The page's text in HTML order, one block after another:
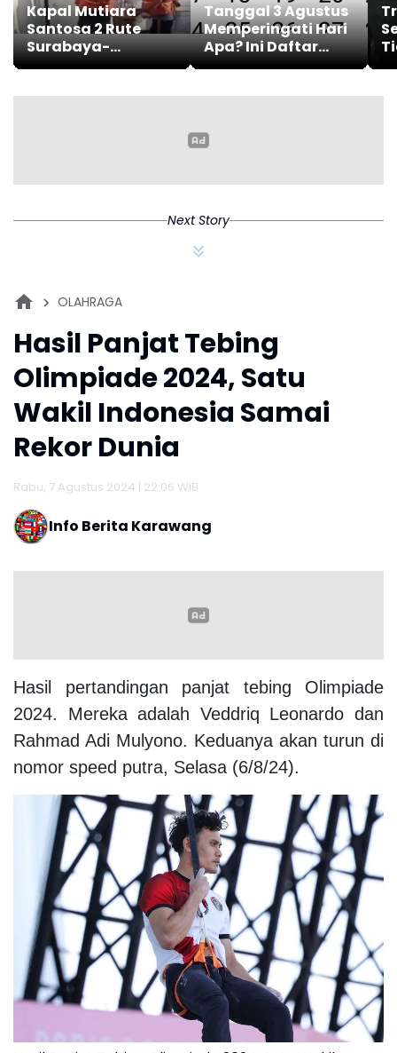
Kapal Mutiara
Santosa 2 Rute
Surabaya-
Makasar Terbakar
Tanggal 3 Agustus
Memperingati Hari
Apa? Ini Daftar
Peringatannya
Next Story
OLAHRAGA
Hasil Panjat Tebing
Olimpiade 2024, Satu
Wakil Indonesia Samai
Rekor Dunia
Rabu, 7 Agustus 2024 | 22:06 WIB
Info Berita Karawang
Hasil pertandingan panjat tebing Olimpiade
2024. Mereka adalah Veddriq Leonardo dan
Rahmad Adi Mulyono. Keduanya akan turun di
nomor speed putra, Selasa (6/8/24).